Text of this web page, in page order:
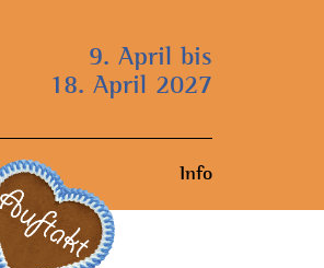
9. April bis
18. April 2027
Info